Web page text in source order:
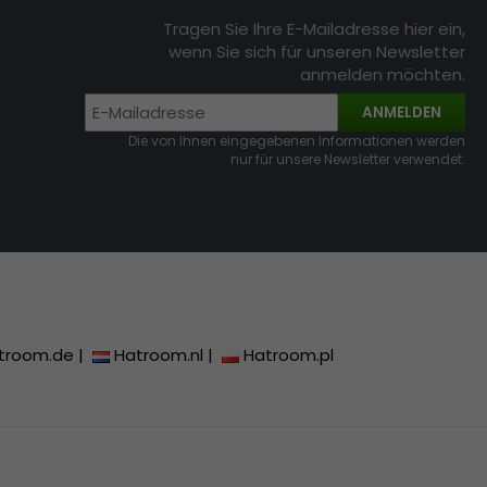
Tragen Sie Ihre E-Mailadresse hier ein,
wenn Sie sich für unseren Newsletter
anmelden möchten.
ANMELDEN
Die von Ihnen eingegebenen Informationen werden
nur für unsere Newsletter verwendet.
| Hatroom.nl | Hatroom.pl